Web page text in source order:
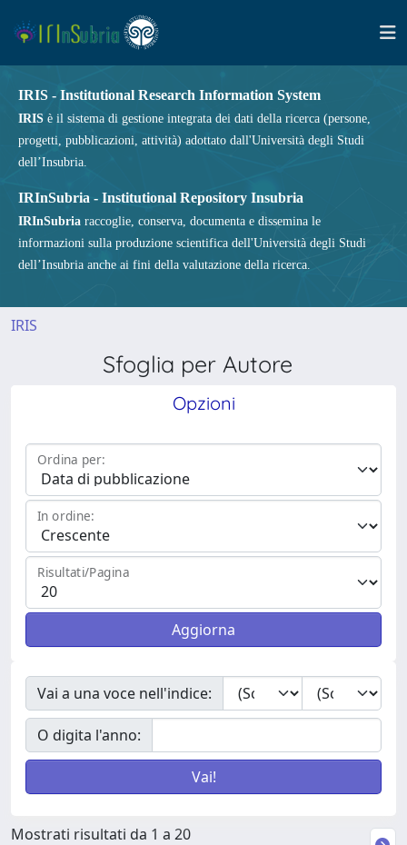
IRIS - Institutional Research Information System
IRIS è il sistema di gestione integrata dei dati della ricerca (persone,
progetti, pubblicazioni, attività) adottato dall'Università degli Studi
dell’Insubria.
IRInSubria - Institutional Repository Insubria
IRInSubria raccoglie, conserva, documenta e dissemina le
informazioni sulla produzione scientifica dell'Università degli Studi
dell’Insubria anche ai fini della valutazione della ricerca.
IRIS
Sfoglia per Autore
Opzioni
Ordina per:
In ordine:
Risultati/Pagina
Vai a una voce nell'indice:
O digita l'anno:
Mostrati risultati da 1 a 20